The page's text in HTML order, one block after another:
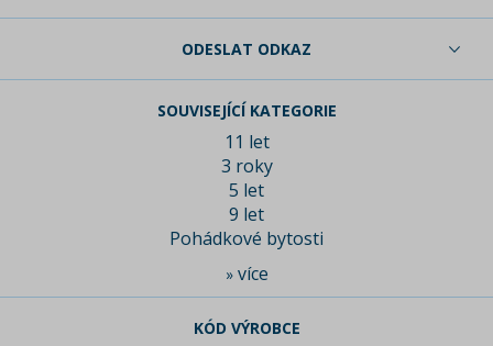
ODESLAT ODKAZ
SOUVISEJÍCÍ KATEGORIE
11 let
3 roky
5 let
9 let
Pohádkové bytosti
» více
KÓD VÝROBCE